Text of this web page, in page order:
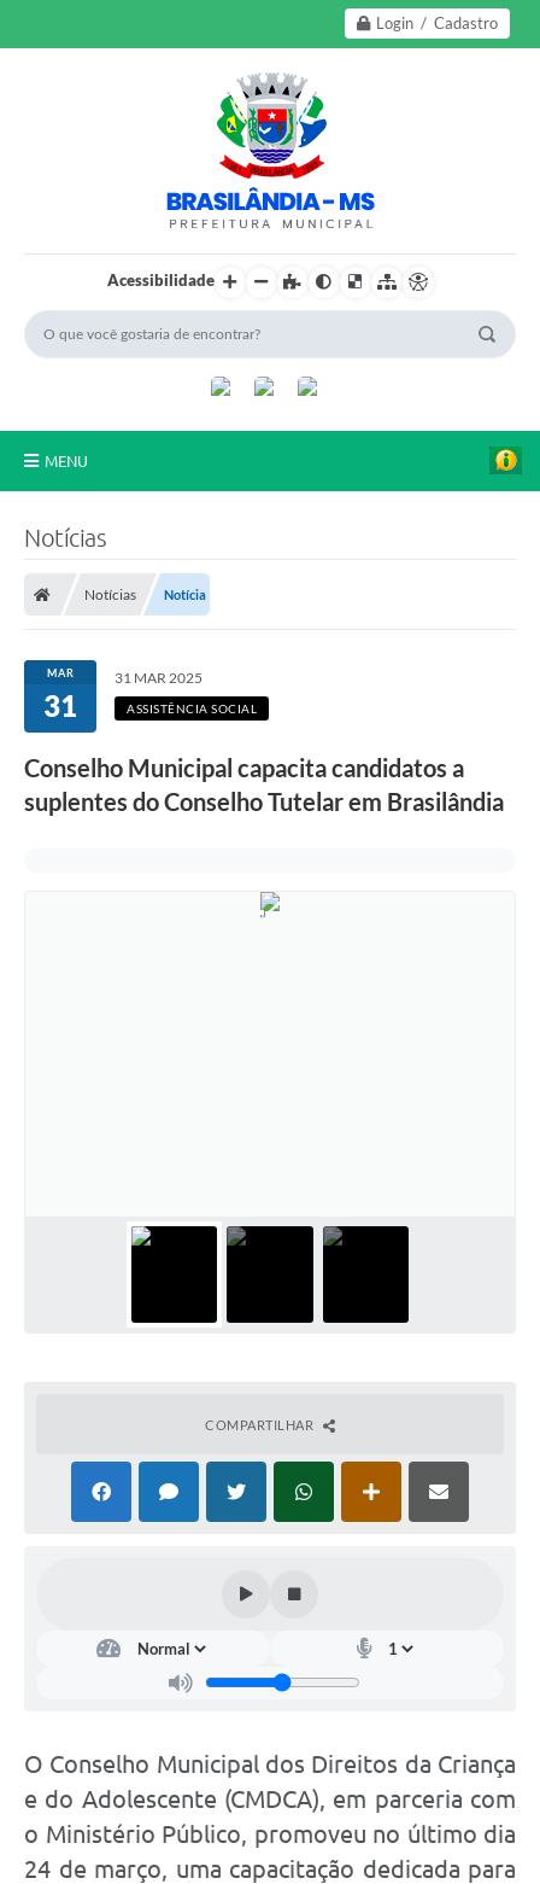
Login / Cadastro
Acessibilidade
MENU
Transparência
Câmara Municipal
e-SIC
Notícias
Notícias Notícia
MAR
31
31 MAR 2025
ASSISTÊNCIA SOCIAL
Conselho Municipal capacita candidatos a
suplentes do Conselho Tutelar em Brasilândia
COMPARTILHAR
O Conselho Municipal dos Direitos da Criança
e do Adolescente (CMDCA), em parceria com
o Ministério Público, promoveu no último dia
24 de março, uma capacitação dedicada para